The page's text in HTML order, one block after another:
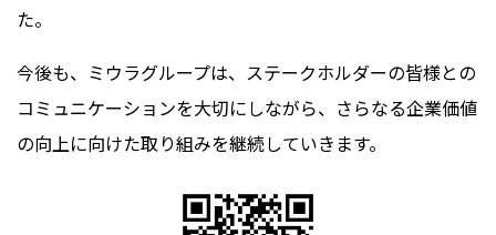
た。
今後も、ミウラグループは、ステークホルダーの皆様との
コミュニケーションを大切にしながら、さらなる企業価値
の向上に向けた取り組みを継続していきます。